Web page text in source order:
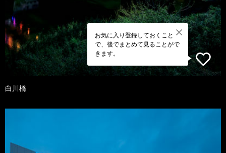
お気に入り登録しておくこと
で、後でまとめて見ることがで
きます。
白川橋